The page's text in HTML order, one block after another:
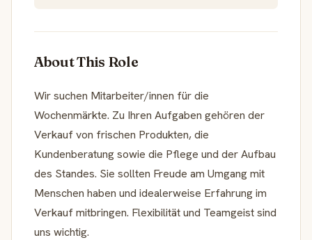
About This Role
Wir suchen Mitarbeiter/innen für die
Wochenmärkte. Zu Ihren Aufgaben gehören der
Verkauf von frischen Produkten, die
Kundenberatung sowie die Pflege und der Aufbau
des Standes. Sie sollten Freude am Umgang mit
Menschen haben und idealerweise Erfahrung im
Verkauf mitbringen. Flexibilität und Teamgeist sind
uns wichtig.